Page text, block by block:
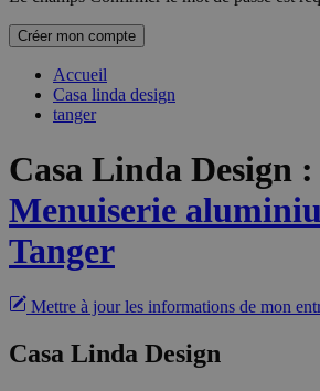
Créer mon compte
Accueil
Casa linda design
tanger
Casa Linda Design :
Menuiserie
Tanger
Mettre à jour les informations de mon
Casa Linda Design